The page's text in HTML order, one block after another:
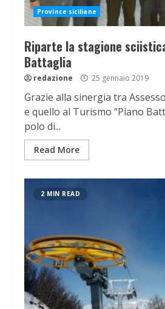
Province siciliane
Riparte la stagione
Battaglia
redazione 25 gennaio 2019
Grazie alla sinergia tra
e quello al Turismo “Piano
polo di...
Read More
2 MIN READ